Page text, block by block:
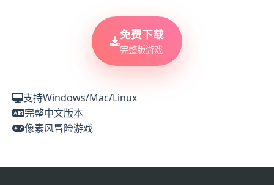
免费下载
完整版游戏
支持Windows/Mac/Linux
完整中文版本
像素风冒险游戏